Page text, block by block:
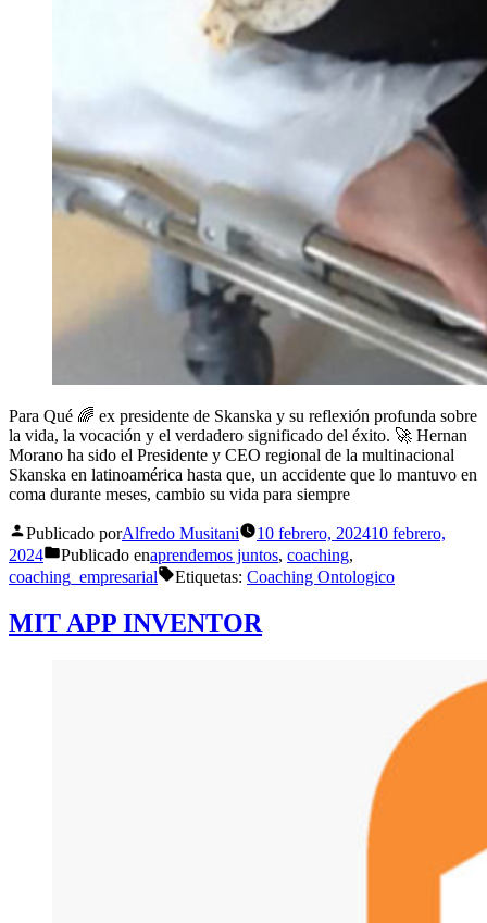
Para Qué 🌈 ex presidente de Skanska y su reflexión profunda sobre
la vida, la vocación y el verdadero significado del éxito. 🚀 Hernan
Morano ha sido el Presidente y CEO regional de la multinacional
Skanska en latinoamérica hasta que, un accidente que lo mantuvo en
coma durante meses, cambio su vida para siempre
Publicado porAlfredo Musitani 10 febrero, 202410 febrero,
2024
Publicado enaprendemos juntos, coaching,
coaching_empresarial
Etiquetas: Coaching Ontologico
MIT APP INVENTOR